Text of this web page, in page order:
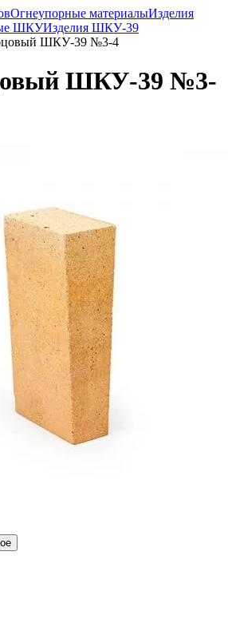
Огнеупорные материалыИзделия
ШКУИзделия ШКУ-39
ШКУ-39 №3-4
ШКУ-39 №3-